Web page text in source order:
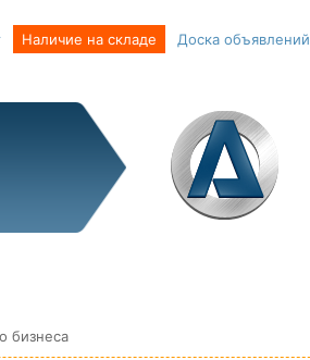
Наличие на складе Доска объявлений
бизнеса